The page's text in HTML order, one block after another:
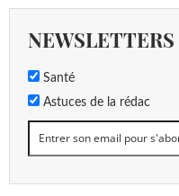
NEWSLETTERS
Santé
Astuces de la rédac